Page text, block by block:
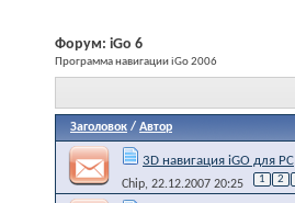
Форум: iGo 6
Программа навигации iGo 2006
Заголовок / Автор
3D навигация iGO для PC
Chip, 22.12.2007 20:25 1 2